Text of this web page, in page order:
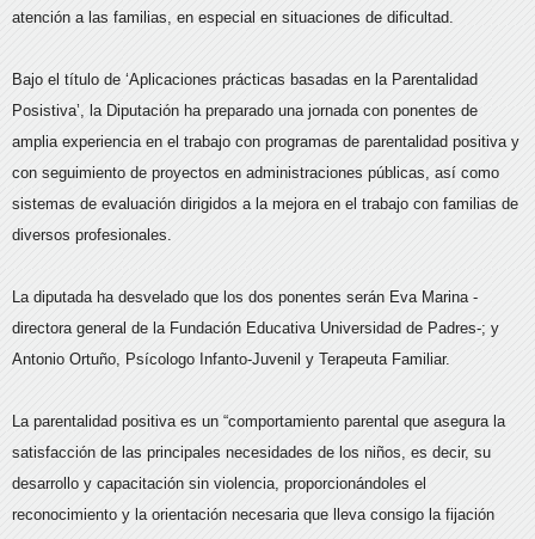
atención a las familias, en especial en situaciones de dificultad.
Bajo el título de ‘Aplicaciones prácticas basadas en la Parentalidad
Posistiva’, la Diputación ha preparado una jornada con ponentes de
amplia experiencia en el trabajo con programas de parentalidad positiva y
con seguimiento de proyectos en administraciones públicas, así como
sistemas de evaluación dirigidos a la mejora en el trabajo con familias de
diversos profesionales.
La diputada ha desvelado que los dos ponentes serán Eva Marina -
directora general de la Fundación Educativa Universidad de Padres-; y
Antonio Ortuño, Psícologo Infanto-Juvenil y Terapeuta Familiar.
La parentalidad positiva es un “comportamiento parental que asegura la
satisfacción de las principales necesidades de los niños, es decir, su
desarrollo y capacitación sin violencia, proporcionándoles el
reconocimiento y la orientación necesaria que lleva consigo la fijación